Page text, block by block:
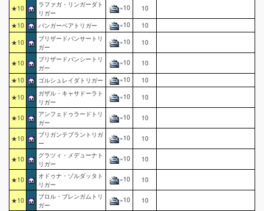
★10
ラファガ・リンガーダト
リガー
×10
10
★10
バンガーベアトリガー ×10
10
★10
ブリザードバンサートリ
ガー
×10 10
★10
ブリザードバンシートリ
ガー
×10
10
★10
ゴルシュレイダトリガー ×10
10
★10
ガザル・キャサドーラト
リガー
×10 10
★10
アンフェドゥラードトリ
ガー
×10 10
★10
ブリガンテブラントリガ
ー
×10 10
★10
グラツィ・メデューナト
リガー
×10 10
★10
オドゥナ・ゾルダッタト
リガー
×10 10
★10
ブロル・ブレンガムトリ
ガー
×10 10